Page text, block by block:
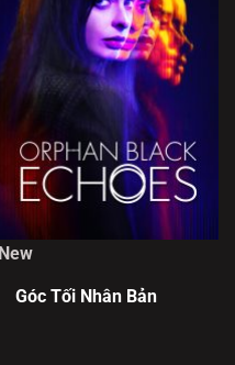
New
Góc Tối Nhân Bản